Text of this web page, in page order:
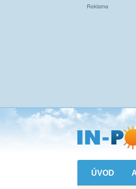
Přejít
na
hlavní
obsah
ÚVOD